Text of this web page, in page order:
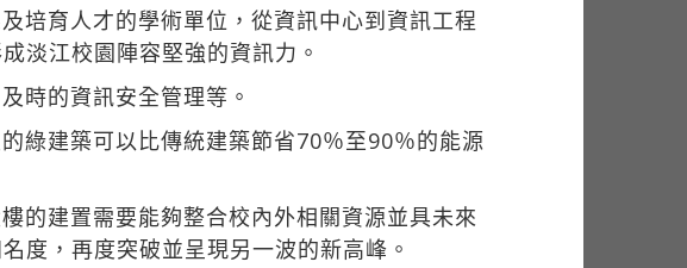
培育人才的學術單位，從資訊中心到資訊工程
淡江校園陣容堅強的資訊力。
時的資訊安全管理等。
綠建築可以比傳統建築節省70％至90％的能源
的建置需要能夠整合校內外相關資源並具未來
度，再度突破並呈現另一波的新高峰。